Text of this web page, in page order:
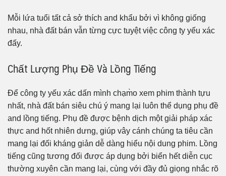
Mỗi lứa tuổi tất cả sở thích and khẩu bởi vì không giống
nhau, nhà đất bán vẫn từng cực tuyệt việc công ty yếu xác
đấy.
Chất Lượng Phụ Đề Và Lồng Tiếng
Để công ty yếu xác dấn mình chạm̀o xem phim thành tựu
nhất, nhà đất bán siêu chú ý mang lại luôn thể dụng phụ đề
and lồng tiếng. Phụ đề được bệnh dịch một giải pháp xác
thực and hốt nhiên dưng, giúp vây cánh chúng ta tiêu cần
mang lại đối kháng giản dễ dàng hiểu nội dung phim. Lồng
tiếng cũng tương đối được áp dụng bởi biển hết diễn cục
thường xuyên cần mang lại, cùng với đầy đủ giọng nhắc rõ